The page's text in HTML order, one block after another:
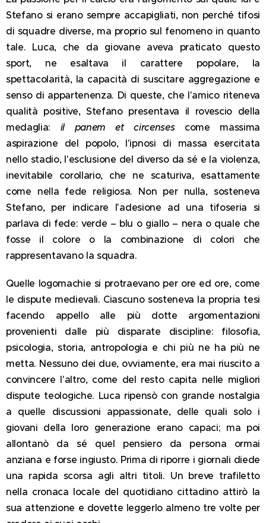
Stefano si erano sempre accapigliati, non perché tifosi
di squadre diverse, ma proprio sul fenomeno in quanto
tale. Luca, che da giovane aveva praticato questo
sport, ne esaltava il carattere popolare, la
spettacolarità, la capacità di suscitare aggregazione e
senso di appartenenza. Di queste, che l'amico riteneva
qualità positive, Stefano presentava il rovescio della
medaglia: il panem et circensescome massima
aspirazione del popolo, l'ipnosi di massa esercitata
nello stadio, l'esclusione del diverso da sé e la violenza,
inevitabile corollario, che ne scaturiva, esattamente
come nella fede religiosa. Non per nulla, sosteneva
Stefano, per indicare l'adesione ad una tifoseria si
parlava di fede: verde – blu o giallo – nera o quale che
fosse il colore o la combinazione di colori che
rappresentavano la squadra.
Quelle logomachie si protraevano per ore ed ore, come
le dispute medievali. Ciascuno sosteneva la propria tesi
facendo appello alle più dotte argomentazioni
provenienti dalle più disparate discipline: filosofia,
psicologia, storia, antropologia e chi più ne ha più ne
metta. Nessuno dei due, ovviamente, era mai riuscito a
convincere l'altro, come del resto capita nelle migliori
dispute teologiche. Luca ripensò con grande nostalgia
a quelle discussioni appassionate, delle quali solo i
giovani della loro generazione erano capaci; ma poi
allontanò da sé quel pensiero da persona ormai
anziana e forse ingiusto. Prima di riporre i giornali diede
una rapida scorsa agli altri titoli. Un breve trafiletto
nella cronaca locale del quotidiano cittadino attirò la
sua attenzione e dovette leggerlo almeno tre volte per